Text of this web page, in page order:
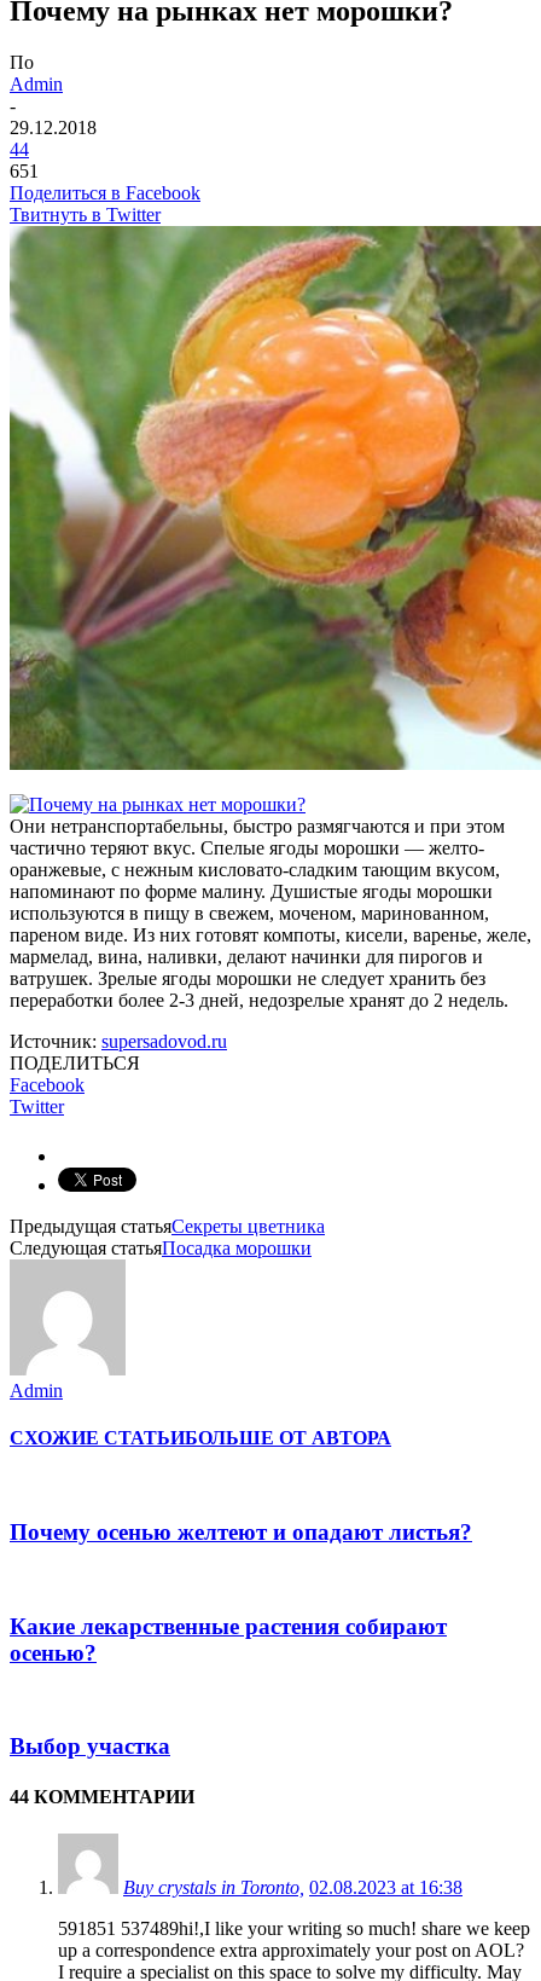
Почему на рынках нет морошки?
По
Admin
-
29.12.2018
44
651
Поделиться в Facebook
Твитнуть в Twitter
Они нетранспортабельны, быстро размягчаются и при этом
частично теряют вкус. Спелые ягоды морошки — желто-
оранжевые, с нежным кисловато-сладким тающим вкусом,
напоминают по форме малину. Душистые ягоды морошки
используются в пищу в свежем, моченом, маринованном,
пареном виде. Из них готовят компоты, кисели, варенье, желе,
мармелад, вина, наливки, делают начинки для пирогов и
ватрушек. Зрелые ягоды морошки не следует хранить без
переработки более 2-3 дней, недозрелые хранят до 2 недель.
Источник: supersadovod.ru
ПОДЕЛИТЬСЯ
Facebook
Twitter
Предыдущая статьяСекреты цветника
Следующая статьяПосадка морошки
Admin
СХОЖИЕ СТАТЬИБОЛЬШЕ ОТ АВТОРА
Почему осенью желтеют и опадают листья?
Какие лекарственные растения собирают
осенью?
Выбор участка
44 КОММЕНТАРИИ
Buy crystals in Toronto, 02.08.2023 at 16:38
591851 537489hi!,I like your writing so much! share we keep
up a correspondence extra approximately your post on AOL?
I require a specialist on this space to solve my difficulty. May